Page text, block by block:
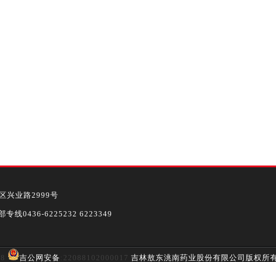
兴业路2999号
专线0436-6225232 6223349
吉公网安备 :22088102000017 吉林敖东洮南药业股份有限公司版权所